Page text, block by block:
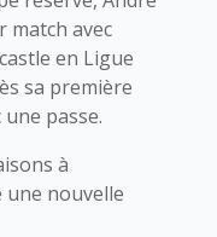
match avec
en Ligue
sa première
passe.
à
une nouvelle